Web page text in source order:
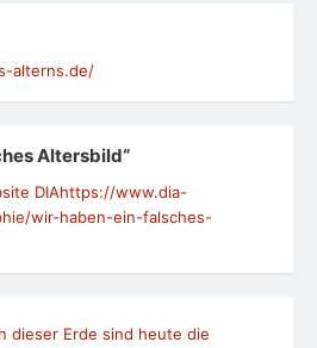
alterns.de/
Altersbild“
https://www.dia-
wir-haben-ein-falsches-
dieser Erde sind heute die